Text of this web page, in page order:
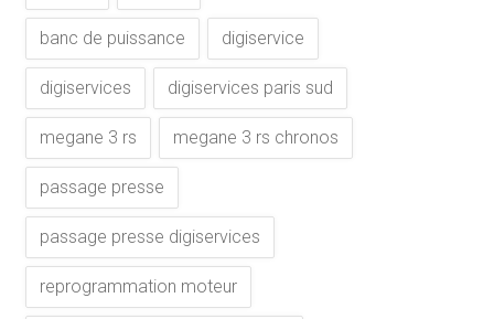
banc de puissance digiservice
digiservices digiservices paris sud
megane 3 rs megane 3 rs chronos
passage presse
passage presse digiservices
reprogrammation moteur